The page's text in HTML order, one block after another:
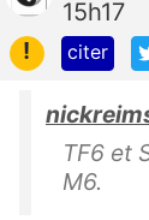
15h17
!
citer
TF6 et
M6.